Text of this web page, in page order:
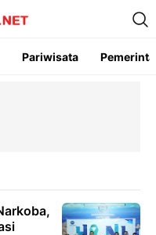
Pariwisata